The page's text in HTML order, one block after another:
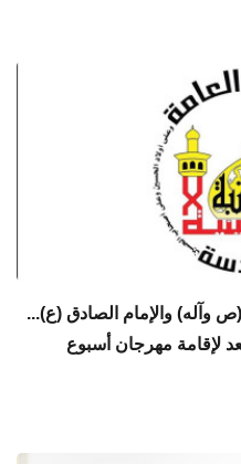
وآله) والإمام الصادق (ع)...
لإقامة مهرجان أسبوع